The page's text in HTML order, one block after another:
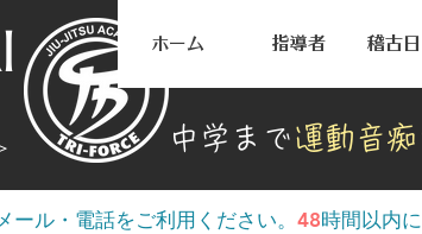
ホーム 指導者 稽古
中学まで運動音
ール・電話をご利用ください。 48時間以内